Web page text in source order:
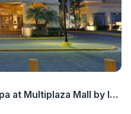
InterContinental Tegucigalpa at Multiplaza Mall by IHG